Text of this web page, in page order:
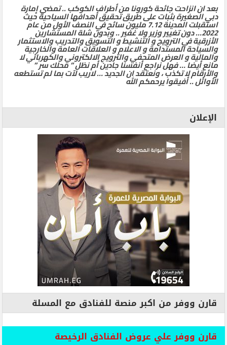
بعد ان انزاحت جائحة كورونا من أطراف الكوكب .. تمضي إمارة
دبي الصغيرة بثبات على طريق تحقيق أهدافها السياحية حيث
استقبلت المدينة 7.12 مليون سائح في النصف الأول من عام
2022… دون تغيير وزير ولا غفير .. وبدون شلة المستشارين
الأزرقية في الترويج و التنشيط و التسويق والتدريب والاستثمار
والسياحة المستدامة و الاعلام و العلاقات العامة والخارجية
والمالية و العرض المتحفي والترويج الالكتروني والكهربائي لا
مانع أيضا … فهل نراجع أنفسنا جادين أم نظل ” محلك سر ”
والأرقام لا تكذب ، ونعتقد ان الجديد … لاريب لآت بما لم تستطعه
الأوائل .. أفيقوا يرحمكم الله
الإعلان
قارن ووفر من اكبر منصة للفنادق مع المسلة
قارن ووفر علي عروض الفنادق الرخيصة